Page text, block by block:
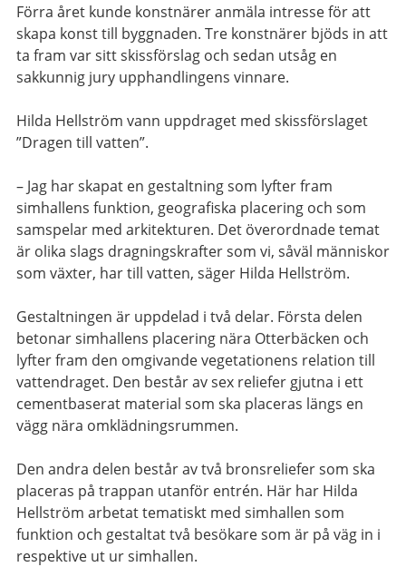
Förra året kunde konstnärer anmäla intresse för att
skapa konst till byggnaden. Tre konstnärer bjöds in att
ta fram var sitt skissförslag och sedan utsåg en
sakkunnig jury upphandlingens vinnare.
Hilda Hellström vann uppdraget med skissförslaget
”Dragen till vatten”.
– Jag har skapat en gestaltning som lyfter fram
simhallens funktion, geografiska placering och som
samspelar med arkitekturen. Det överordnade temat
är olika slags dragningskrafter som vi, såväl människor
som växter, har till vatten, säger Hilda Hellström.
Gestaltningen är uppdelad i två delar. Första delen
betonar simhallens placering nära Otterbäcken och
lyfter fram den omgivande vegetationens relation till
vattendraget. Den består av sex reliefer gjutna i ett
cementbaserat material som ska placeras längs en
vägg nära omklädningsrummen.
Den andra delen består av två bronsreliefer som ska
placeras på trappan utanför entrén. Här har Hilda
Hellström arbetat tematiskt med simhallen som
funktion och gestaltat två besökare som är på väg in i
respektive ut ur simhallen.